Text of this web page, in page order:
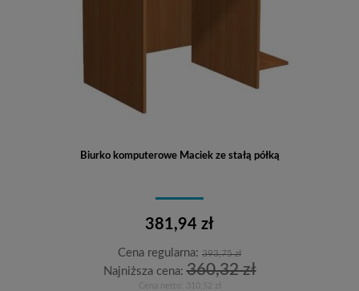
Biurko komputerowe Maciek ze stałą półką
381,94 zł
Cena regularna: 393,75 zł
Najniższa cena:360,32 zł
310,52 zł